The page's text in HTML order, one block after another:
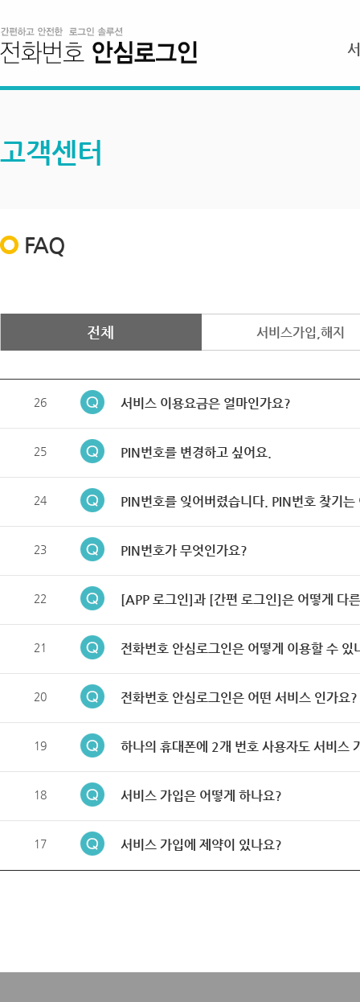
고객센터
FAQ
전체 서비스가입,해지
26 서비스 이용요금은 얼마인가요?
25 PIN번호를 변경하고 싶어요.
24 PIN번호를 잊어버렸습니다. PIN번호 찾기는
23 PIN번호가 무엇인가요?
22 [APP 로그인]과 [간편 로그인]은 어떻게 다
21 전화번호 안심로그인은 어떻게 이용할 수 있
20 전화번호 안심로그인은 어떤 서비스 인가요?
19 하나의 휴대폰에 2개 번호 사용자도 서비스
18 서비스 가입은 어떻게 하나요?
17 서비스 가입에 제약이 있나요?